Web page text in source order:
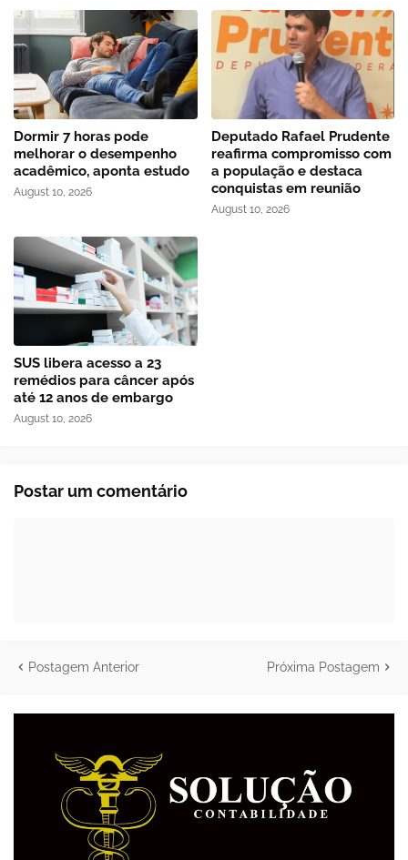
Dormir 7 horas pode
melhorar o desempenho
acadêmico, aponta estudo
August 10, 2026
Deputado Rafael Prudente
reafirma compromisso com
a população e destaca
conquistas em reunião
August 10, 2026
SUS libera acesso a 23
remédios para câncer após
até 12 anos de embargo
August 10, 2026
Postar um comentário
Postagem Anterior Próxima Postagem